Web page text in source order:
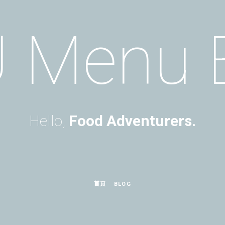
Menu
Hello, Food Adventurers.
首頁 BLOG